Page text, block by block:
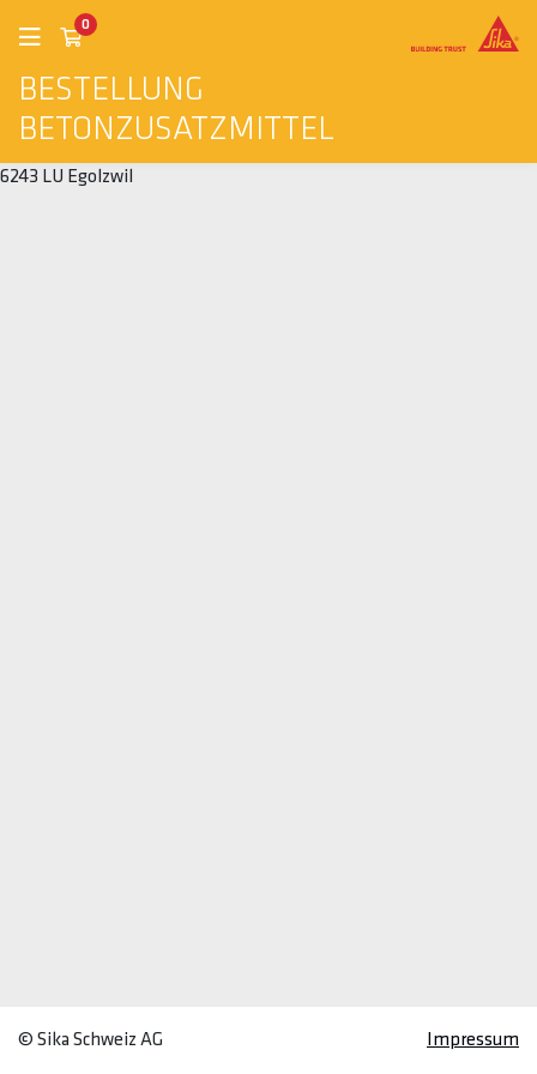
BESTELLUNG
BETONZUSATZMITTEL
0
6243 LU Egolzwil
© Sika Schweiz AG Impressum